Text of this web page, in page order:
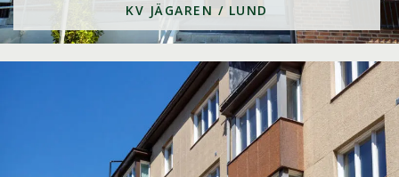
KV JÄGAREN / LUND